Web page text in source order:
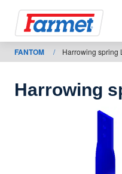
Terug
naar de
Machinetoestand
FANTOM / Harrowing spring
Harrowing